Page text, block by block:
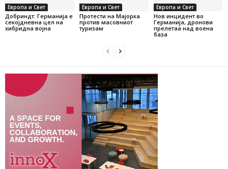
Европа и Свет
Добриндт: Германија е
секојдневна цел на
хибридна војна
Европа и Свет
Протести на Мајорка
против масовниот
туризам
Европа и Свет
Нов инцидент во
Германија, дронови
прелетаа над воена
база